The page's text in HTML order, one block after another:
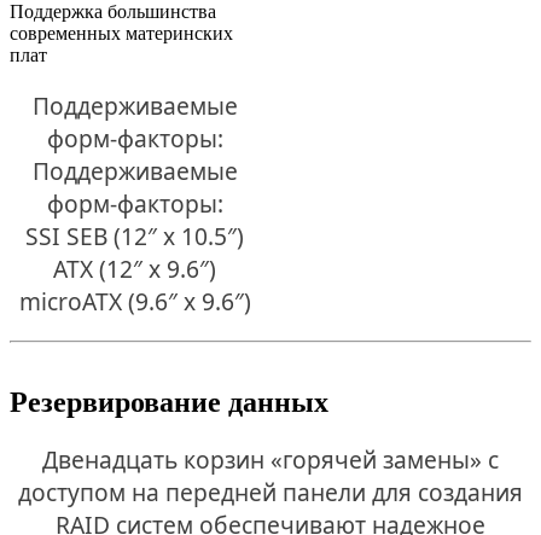
Поддержка большинства
современных материнских
плат
Поддерживаемые
форм-факторы:
Поддерживаемые
форм-факторы:
SSI SEB (12″ x 10.5″)
ATX (12″ x 9.6″)
microATX (9.6″ x 9.6″)
Резервирование данных
Двенадцать корзин «горячей замены» с
доступом на передней панели для создания
RAID систем обеспечивают надежное